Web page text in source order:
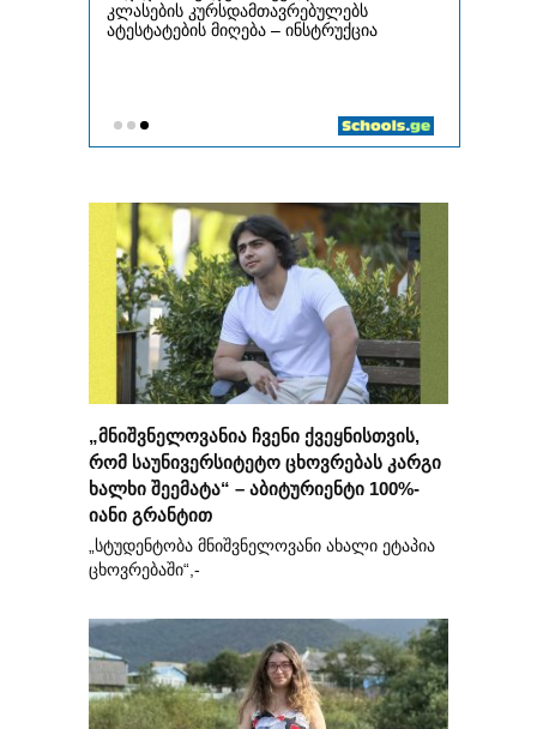
„მნიშვნელოვანია ჩვენი ქვეყნისთვის,
რომ საუნივერსიტეტო ცხოვრებას კარგი
ხალხი შეემატა“ – აბიტურიენტი 100%-
იანი გრანტით
„სტუდენტობა მნიშვნელოვანი ახალი ეტაპია
ცხოვრებაში“,-